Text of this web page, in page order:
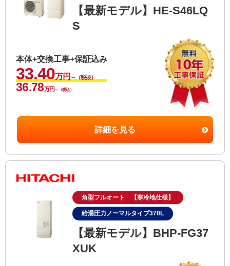
【最新モデル】HE-S46LQ
S
本体+交換工事+保証込み
33.40万円 ～（税抜）
36.78万円 ～（税込）
詳細を見る
角型フルオート 【寒冷地仕様】
給湯圧力ノーマルタイプ370L
【最新モデル】BHP-FG37
XUK